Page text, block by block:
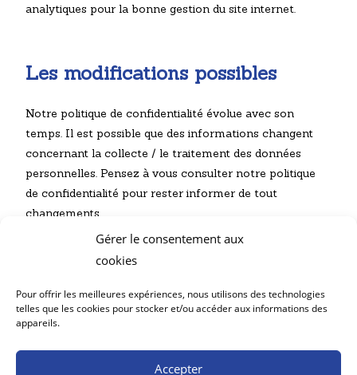
Gérer le consentement aux
cookies
Pour offrir les meilleures expériences, nous utilisons des technologies
telles que les cookies pour stocker et/ou accéder aux informations des
appareils.
Accepter
analytiques pour la bonne gestion du site internet.
Les modifications possibles
Notre politique de confidentialité évolue avec son
temps. Il est possible que des informations changent
concernant la collecte / le traitement des données
personnelles. Pensez à vous consulter notre politique
de confidentialité pour rester informer de tout
changements.
Merci de toujours prendre en compte la version
actuelle de la politique de confidentialité, et non une
Contact
Mentions légales